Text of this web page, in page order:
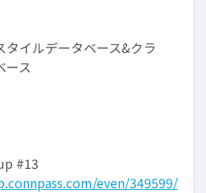
イルデータベース&クラ
ース
#13
even/349599/